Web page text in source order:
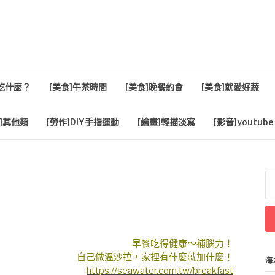
什麼？ [美食]午茶時間 [美食]晚餐約會 [美食]就愛好蔬
他類 [勞作]DIY手指運動 [繪畫]輕描淡寫 [影音]youtube
早餐吃得健康～補腦力！
自己做溫沙拉，家裡有什麼就加什麼！
https://seawater.com.tw/breakfast
關
字:
海